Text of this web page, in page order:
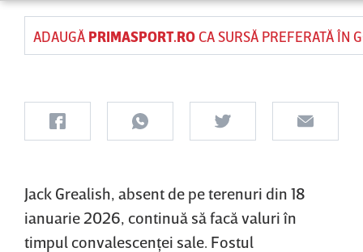
ADAUGĂ PRIMASPORT.ROCA SURSĂ PREFERATĂ ÎN
Jack Grealish, absent de pe terenuri din 18
ianuarie 2026, continuă să facă valuri în
timpul convalescenţei sale. Fostul